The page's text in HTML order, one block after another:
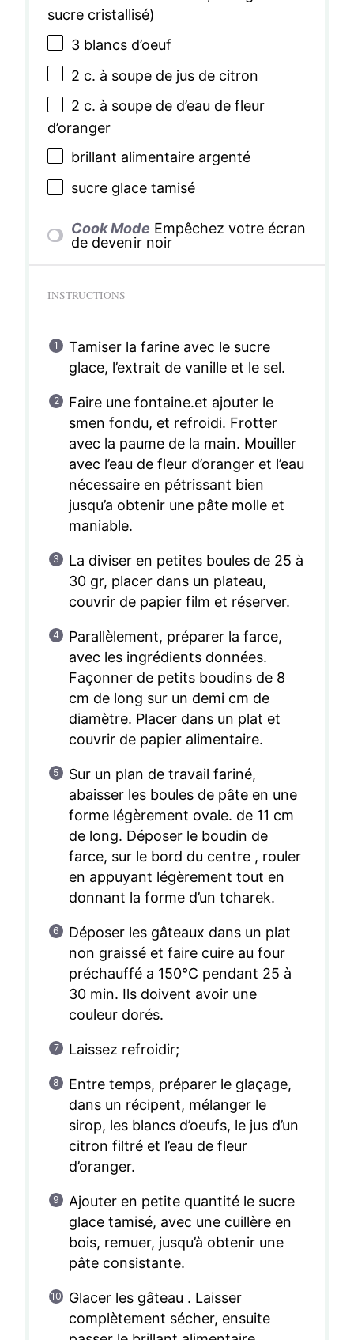
sucre cristallisé)
3blancs d’oeuf
2 c. à soupe de jus de citron
2 c. à soupe de d’eau de fleur
d’oranger
brillant alimentaire argenté
sucre glace tamisé
Cook Mode Empêchez votre écran
de devenir noir
INSTRUCTIONS
Tamiser la farine avec le sucre
glace, l’extrait de vanille et le sel.
Faire une fontaine.et ajouter le
smen fondu, et refroidi. Frotter
avec la paume de la main. Mouiller
avec l’eau de fleur d’oranger et l’eau
nécessaire en pétrissant bien
jusqu’a obtenir une pâte molle et
maniable.
La diviser en petites boules de 25 à
30 gr, placer dans un plateau,
couvrir de papier film et réserver.
Parallèlement, préparer la farce,
avec les ingrédients données.
Façonner de petits boudins de 8
cm de long sur un demi cm de
diamètre. Placer dans un plat et
couvrir de papier alimentaire.
Sur un plan de travail fariné,
abaisser les boules de pâte en une
forme légèrement ovale. de 11 cm
de long. Déposer le boudin de
farce, sur le bord du centre , rouler
en appuyant légèrement tout en
donnant la forme d’un tcharek.
Déposer les gâteaux dans un plat
non graissé et faire cuire au four
préchauffé a 150°C pendant 25 à
30 min. Ils doivent avoir une
couleur dorés.
Laissez refroidir;
Entre temps, préparer le glaçage,
dans un récipent, mélanger le
sirop, les blancs d’oeufs, le jus d’un
citron filtré et l’eau de fleur
d’oranger.
Ajouter en petite quantité le sucre
glace tamisé, avec une cuillère en
bois, remuer, jusqu’à obtenir une
pâte consistante.
Glacer les gâteau . Laisser
complètement sécher, ensuite